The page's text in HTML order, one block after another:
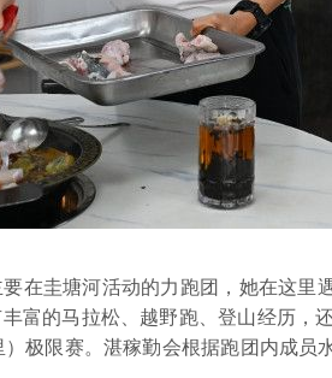
圭塘河活动的力跑团，她在这里
富的马拉松、越野跑、登山经历，
极限赛。湛稼勤会根据跑团内成员